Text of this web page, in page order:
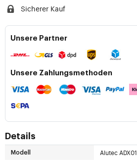
Sicherer Kauf
Unsere Partner
Unsere Zahlungsmethoden
Details
Modell Alutec ADX01